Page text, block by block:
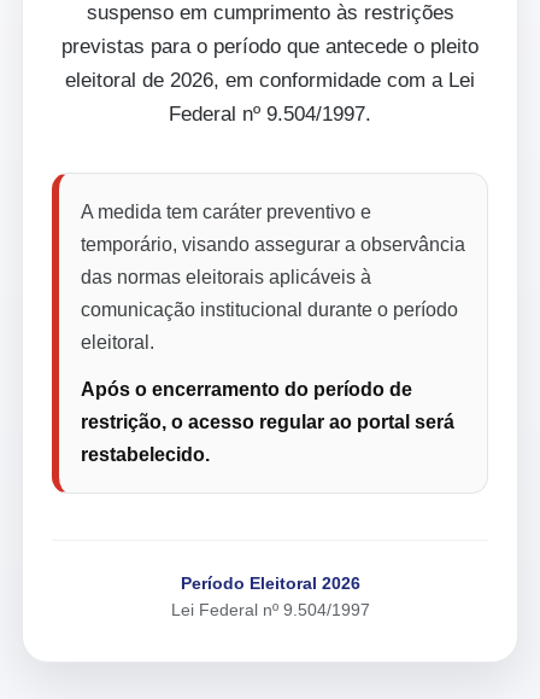
suspenso em cumprimento às restrições
previstas para o período que antecede o pleito
eleitoral de 2026, em conformidade com a Lei
Federal nº 9.504/1997.
A medida tem caráter preventivo e
temporário, visando assegurar a observância
das normas eleitorais aplicáveis à
comunicação institucional durante o período
eleitoral.
Após o encerramento do período de
restrição, o acesso regular ao portal será
restabelecido.
Período Eleitoral 2026
Lei Federal nº 9.504/1997